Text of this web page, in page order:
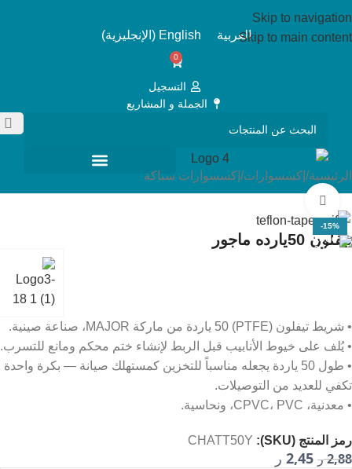
Skip to navigation
Skip to main contentالعربية English
( الإنجليزية)
0
التسجيل
الجملة و المشاريع
الرئيسية/ إكسسوارات/ إكسسوارات سباكة
-15%
تيفلون 50يارده ماجور
• شريط تيفلون (PTFE) 50 ياردة من ماركة MAJOR، صناعة صينية.
• يُلف على خيوط الأنابيب قبل الربط لإنشاء ختم محكم ومانع للتسرب.
• طول 50 ياردة يجعله مناسباً للتخزين كمستهلك صيانة — بكرة واحدة
تكفي للعديد من التوصيلات.
• معدنية، CPVC، PVC، ونحاسية.
رمز المنتج (SKU): CHATT50Y
2,88 ر 2,45 ر